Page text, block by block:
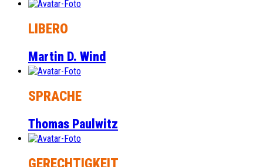
LIBERO
Martin D. Wind
SPRACHE
Thomas Paulwitz